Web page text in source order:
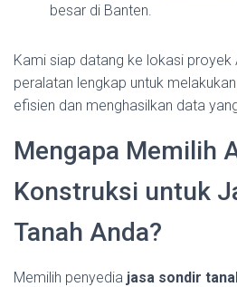
besar di Banten.
Kami siap datang ke lokasi proyek
peralatan lengkap untuk
efisien dan menghasilkan data
Mengapa Memilih
Konstruksi untuk
Tanah Anda?
Memilih penyedia jasa sondir